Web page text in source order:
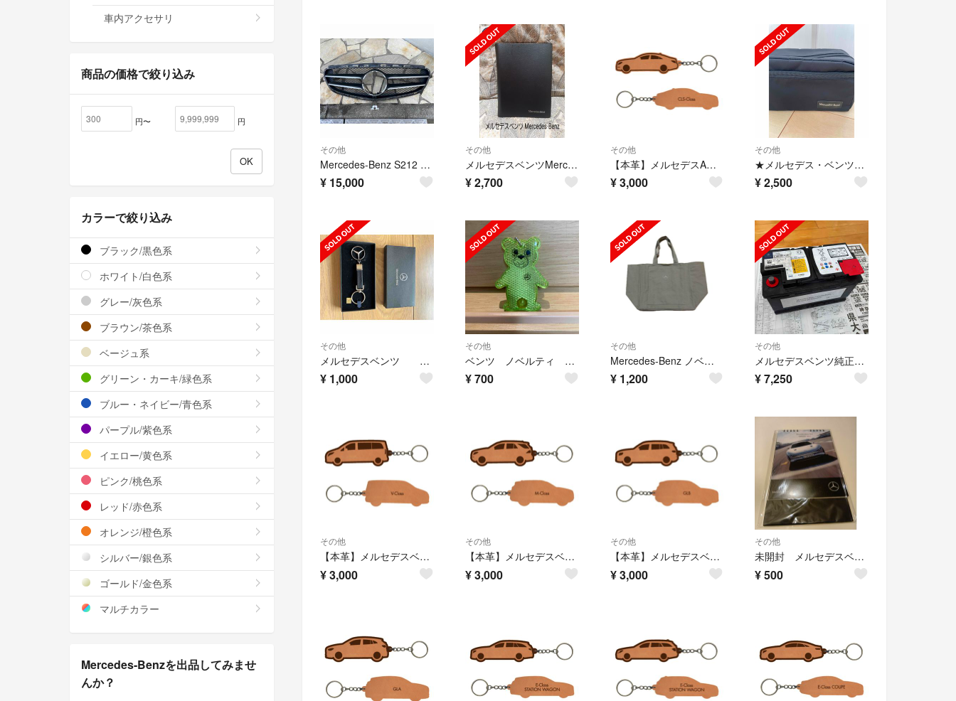
その他
Mercedes-Benz S212 E Class FrontGrill
¥ 15,000
その他
メルセデスベンツMercedes Benz シボ/手帳型マルチバッグ/ノベルティ
¥2,700
その他
【本革】メルセデスAMG CLSクラス【C218系】レザーキーホルダー
¥3,000
その他
★メルセデス・ベンツ★オリジナルポーチ 黒 純正 ノベルティ★非売品
¥2,500
その他
メルセデスベンツ キーホルダー
¥ 1,000
その他
ベンツ ノベルティ キーホルダー
¥700
その他
Mercedes-Benz ノベルティ
¥ 1,200
その他
メルセデスベンツ純正 鉛バッテリー LN4 12V 80Ah 800A AGM
¥7,250
その他
【本革】メルセデスベンツ Vクラス【W447系】レザーキーホルダー
¥3,000
その他
【本革】メルセデスベンツ Mクラス【W166系】レザーキーホルダー
¥3,000
その他
【本革】メルセデスベンツ GLB【X247系】レザーキーホルダー
¥3,000
その他
未開封 メルセデスベンツ 卓上カレンダー 2023
¥500
車内アクセサリ
商品の価格で絞り込み
円〜 円
カラーで絞り込み
ブラック/黒色系
ホワイト/白色系
グレー/灰色系
ブラウン/茶色系
ベージュ系
グリーン・カーキ/緑色系
ブルー・ネイビー/青色系
パープル/紫色系
イエロー/黄色系
ピンク/桃色系
レッド/赤色系
オレンジ/橙色系
シルバー/銀色系
ゴールド/金色系
マルチカラー
Mercedes-Benzを出品してみませ
んか？